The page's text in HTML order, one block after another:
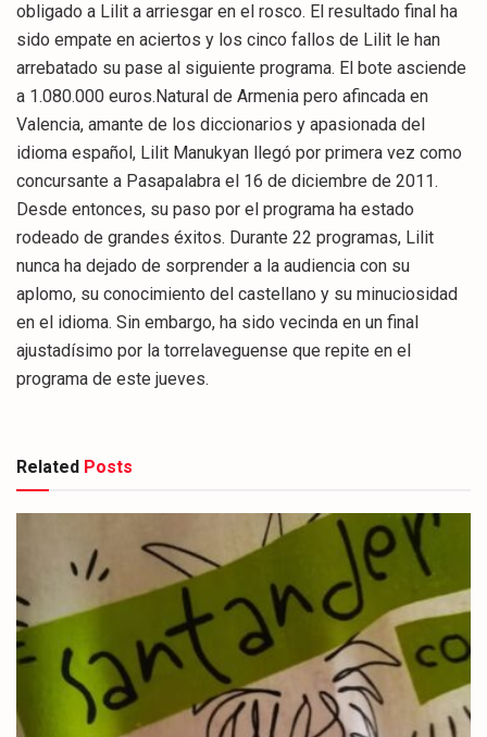
obligado a Lilit a arriesgar en el rosco. El resultado final ha
sido empate en aciertos y los cinco fallos de Lilit le han
arrebatado su pase al siguiente programa. El bote asciende
a 1.080.000 euros.Natural de Armenia pero afincada en
Valencia, amante de los diccionarios y apasionada del
idioma español, Lilit Manukyan llegó por primera vez como
concursante a Pasapalabra el 16 de diciembre de 2011.
Desde entonces, su paso por el programa ha estado
rodeado de grandes éxitos. Durante 22 programas, Lilit
nunca ha dejado de sorprender a la audiencia con su
aplomo, su conocimiento del castellano y su minuciosidad
en el idioma. Sin embargo, ha sido vecinda en un final
ajustadísimo por la torrelaveguense que repite en el
programa de este jueves.
Related Posts